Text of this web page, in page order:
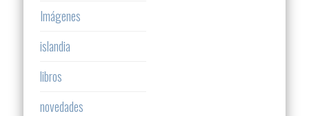
Imágenes
islandia
libros
novedades